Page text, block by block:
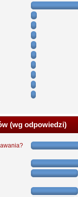
(wg odpowiedzi)